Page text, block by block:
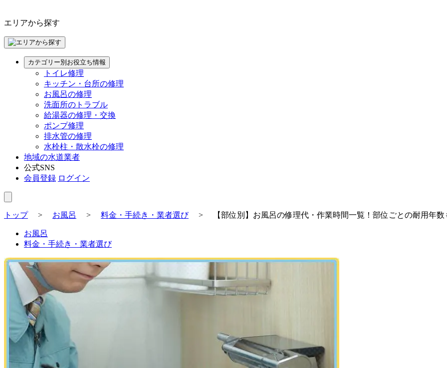
エリアから探す
カテゴリー別お役立ち情報
トイレ修理
キッチン・台所の修理
お風呂の修理
洗面所のトラブル
給湯器の修理・交換
ポンプ修理
排水管の修理
水栓柱・散水栓の修理
地域の水道業者
公式SNS
会員登録 ログイン
トップ> お風呂 > 料金・手続き・業者選び> 【部位別】お風呂の修理代・作業時間一覧！部位ごとの耐用年数
お風呂
料金・手続き・業者選び